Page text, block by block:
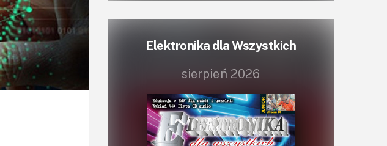
Elektronika dla Wszystkich
sierpień 2026